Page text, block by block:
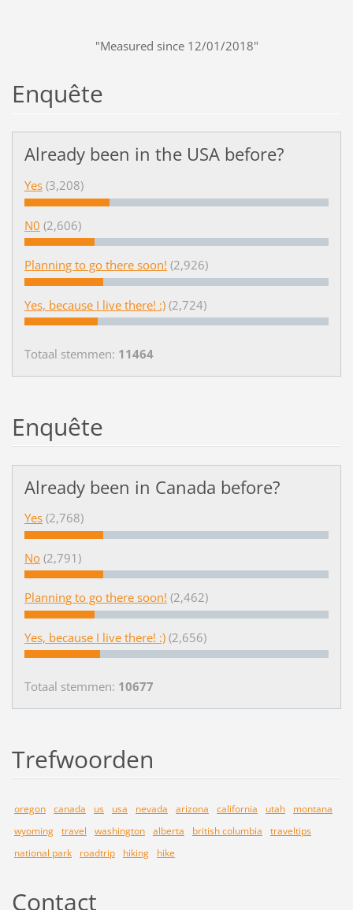
"Measured since 12/01/2018"
Enquête
Already been in the USA before?
Yes (3,208)
N0 (2,606)
Planning to go there soon! (2,926)
Yes, because I live there! :) (2,724)
Totaal stemmen: 11464
Enquête
Already been in Canada before?
Yes (2,768)
No (2,791)
Planning to go there soon! (2,462)
Yes, because I live there! :) (2,656)
Totaal stemmen: 10677
Trefwoorden
oregon canada us usa nevada arizona california utah
montana
wyoming travel washington alberta british columbia
traveltips
national park
roadtrip hiking hike
Contact